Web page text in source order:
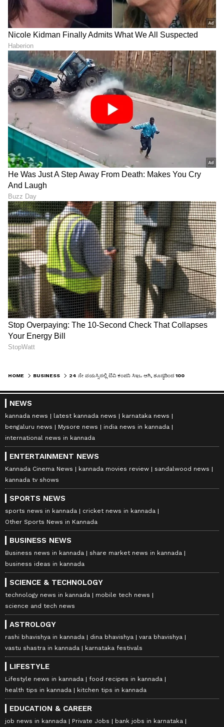
ವ್ಯವಹಾರಗಳಲ್ಲಿನ ಅಪಾಯಗಳ ಕುರಿತು ಮಾತನಾಡಿದ
ದೇವಿತಾ ಸರಾಫ್, ವ್ಯಾಪಾರ ಉದ್ಯಮವನ್ನು ಪ್ರವೇಶಿಸಲು
ಬಯಸುವ ಹೊಸ ಪೀಳಿಗೆಯ ಯುವಕರಿಗೆ ಯಶಸ್ವಿಯಾಗಲು
ಅಪಾಯಗಳನ್ನು ತೆಗೆದುಕೊಳ್ಳುವುದು ಮುಖ್ಯ ಎಂದು
ಹೇಳಿದರು.
13
13
ನೀವು ಮಾಡಲು ಬಯಸುವ ವ್ಯಾಪಾರವು ಇಂದಿಲ್ಲದಿದ್ದರೆ
ನಾಳೆ ಖಂಡಿತವಾಗಿಯೂ ಕೆಲಸ ಮಾಡುತ್ತದೆ ಎಂಬ ತಿಳುವಳಿಕೆ
ನಿಮ್ಮಲ್ಲಿದ್ದರೆ ಮತ್ತು ನೀವು ಹಣಕಾಸಿನ ಬ್ಯಾಕ್ಅಪ್ ಅನ್ನು
ಹೊಂದಿದ್ದರೆ, ನೀವು ಖಂಡಿತವಾಗಿಯೂ ವ್ಯಾಪಾರ
ಮಾಡಬೇಕು" ಎಂದು ದೇವಿತಾ ಸರಾಫ್ ಹೇಳಿದ್ದಾರೆ ಎಂದು
ದೈನಿಕ್ ಭಾಸ್ಕರ್ ಉಲ್ಲೇಖಿಸಿದ್ದಾರೆ.
LATEST VIDEOS
ವ್ಯವಹಾರ (business ideas in kannada
ಬ್ಯಾಂಕಿಂಗ್ ( Banking News
ಆರ್ಥಿಕತೆ, ಜಾಗತಿಕ ಮಾರುಕಟ್ಟೆ,
ಹೂಡಿಕೆ ಸೇರಿದಂತೆ ಇನ್ನಿತರ ಮತ್ತು ಇತ್ತೀಚಿನ ಹಣಕಾಸಿನ
ಸುದ್ದಿಗಳನ್ನು ಏಷ್ಯಾನೆಟ್ ಸುವರ್ಣ ನ್ಯೂಸ್‌ನಲ್ಲಿ ಓದಿರಿ.
ABOUT THE AUTHOR
GK Gowthami K
ಒನ್ ಇಂಡಿಯಾ, ಡೈಲಿಹಂಟ್‌, ವಿಜಯ ಕರ್ನಾಟಕ ವೆಬ್‌, ಈಗ
ಮಾಧ್ಯಮದಲ್ಲಿದ್ದೇನೆ. ಉಜಿರೆಯ ಎಸ್‌ಡಿಎಂನಲ್ಲಿ ಪತ್ರಿಕೋದ್ಯಮದಲ್ಲಿ
HOME BUSINESS
NEWS
kannada news latest kannada news
karnataka news
bengaluru news
Mysore news
india news in kannada
international news in kannada
ENTERTAINMENT NEWS
Kannada Cinema News kannada movies review
sandalwood news
kannada tv shows
SPORTS NEWS
sports news in kannada
cricket news in kannada
Other Sports News in Kannada
BUSINESS NEWS
Business news in kannada
share market news in kannada
business ideas in kannada
SCIENCE & TECHNOLOGY
technology news in kannada
mobile tech news
science and tech news
ASTROLOGY
rashi bhavishya in kannada dina bhavishya
vara bhavishya
vastu shastra in kannada
karnataka festivals
LIFESTYLE
Lifestyle news in kannada
food recipes in kannada
health tips in kannada
kitchen tips in kannada
EDUCATION & CAREER
job news in kannada Private Jobs bank jobs in karnataka